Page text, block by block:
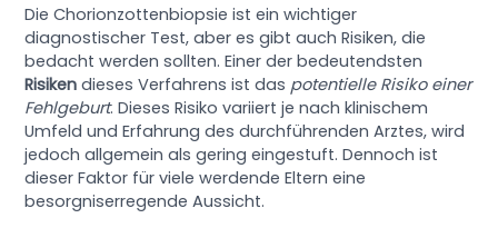
Die Chorionzottenbiopsie ist ein wichtiger
diagnostischer Test, aber es gibt auch Risiken, die
bedacht werden sollten. Einer der bedeutendsten
Risiken dieses Verfahrens ist das potentielle Risiko einer
Fehlgeburt. Dieses Risiko variiert je nach klinischem
Umfeld und Erfahrung des durchführenden Arztes, wird
jedoch allgemein als gering eingestuft. Dennoch ist
dieser Faktor für viele werdende Eltern eine
besorgniserregende Aussicht.